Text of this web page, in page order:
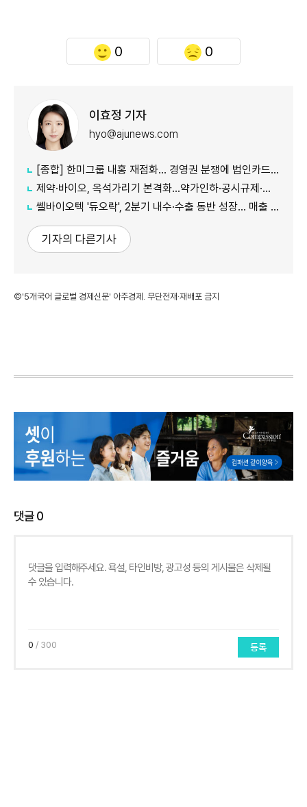
0 0
이효정 기자
hyo@ajunews.com
[종합] 한미그룹 내홍 재점화… 경영권 분쟁에 법인카드 의혹까지 '악재 지속'
제약·바이오, 옥석가리기 본격화…약가인하·공시규제·투자위축까지 '삼중고'
쎌바이오텍 '듀오락', 2분기 내수·수출 동반 성장… 매출 158억원
기자의 다른기사
©'5개국어 글로벌 경제신문' 아주경제. 무단전재·재배포 금지
댓글0
0 / 300 등록